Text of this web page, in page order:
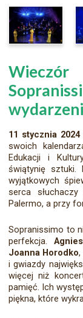
11 stycznia
swoich
Edukacji i
świątynię
wyjątkowych
serca
Palermo, a przy
Sopranissimo to
perfekcja.
Joanna Horodko
i gwiazdy
więcej niż
pamięć. Ich
piękna, które